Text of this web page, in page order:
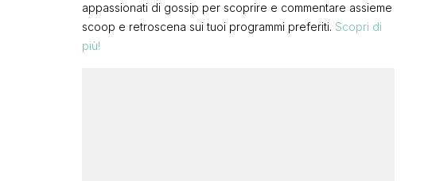
appassionati di gossip per scoprire e commentare assieme
scoop e retroscena sui tuoi programmi preferiti. Scopri di
più!